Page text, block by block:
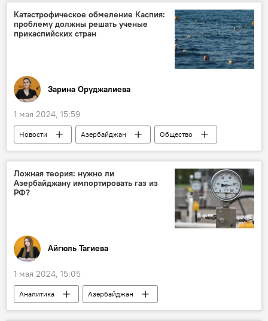
Государственная налоговая служба
Государственный таможенный комитет (ГТК)
Гарадагский район
Катастрофическое обмеление Каспия:
проблему должны решать ученые
прикаспийских стран
Зарина Оруджалиева
1 мая 2024, 15:59
Новости Азербайджан
Общество
Каспийское море
Обмеление
Наука
Нидерланды Уровень воды
Ложная теория: нужно ли
Азербайджану импортировать газ из
РФ?
Айгюль Тагиева
1 мая 2024, 15:05
Аналитика
Азербайджан
Энергетика
Экономика
Газ